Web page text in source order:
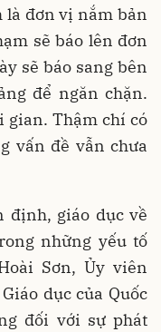
đơn vị nắm bản
sẽ báo lên đơn
sẽ báo sang bên
để ngăn chặn.
gian. Thậm chí có
vấn đề vẫn chưa
định, giáo dục về
những yếu tố
Sơn, Ủy viên
dục của Quốc
đối với sự phát